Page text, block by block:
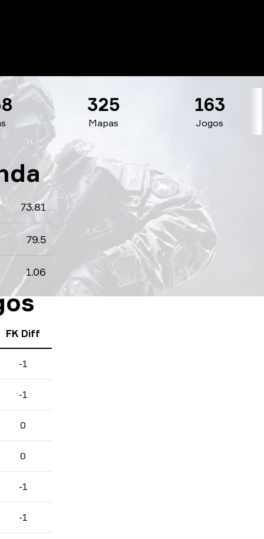
Mapas
325
Jogos
163
73.81
79.5
1.06
FK Diff
-1
-1
0
0
-1
-1